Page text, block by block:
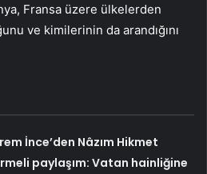
Fransa üzere ülkelerden
ve kimilerinin da arandığını
İnce’den Nâzım Hikmet
paylaşım: Vatan hainliğine